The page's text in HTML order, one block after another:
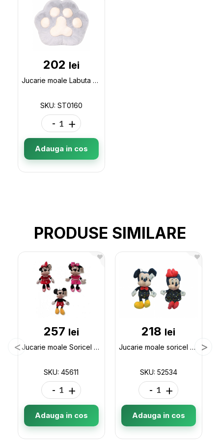
202 lei
Jucarie moale Labuta gri h-33cm ST0160
SKU: ST0160
- +
Adauga in cos
PRODUSE SIMILARE
257 lei
Jucarie moale Soricel 45611
SKU: 45611
- +
Adauga in cos
218 lei
Jucarie moale soricel 45cm 52534
SKU: 52534
- +
Adauga in cos